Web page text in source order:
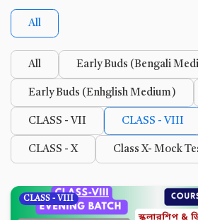
All
All Early Buds (Bengali
Early Buds (Enhglish Medium)
CLASS - VII CLASS - VIII
CLASS - X Class X- Mock
CLASS - VIII